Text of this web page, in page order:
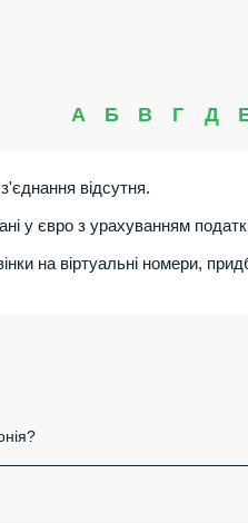
А Б В Г Д
відсутня.
у євро з урахуванням
на віртуальні номери,